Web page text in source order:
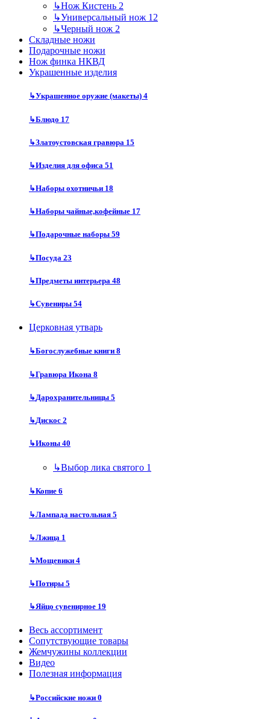
↳Нож Кистень 2
↳Универсальный нож 12
↳Черный нож 2
Складные ножи
Подарочные ножи
Нож финка НКВД
Украшенные изделия
↳Украшенное оружие (макеты) 4
↳Блюдо 17
↳Златоустовская гравюра 15
↳Изделия для офиса 51
↳Наборы охотничьи 18
↳Наборы чайные,кофейные 17
↳Подарочные наборы 59
↳Посуда 23
↳Предметы интерьера 48
↳Сувениры 54
Церковная утварь
↳Богослужебные книги 8
↳Гравюра Икона 8
↳Дарохранительницы 5
↳Дискос 2
↳Иконы 40
↳Выбор лика святого 1
↳Копие 6
↳Лампада настольная 5
↳Лжица 1
↳Мощевики 4
↳Потиры 5
↳Яйцо сувенирное 19
Весь ассортимент
Сопутствующие товары
Жемчужины коллекции
Видео
Полезная информация
↳Российские ножи 0